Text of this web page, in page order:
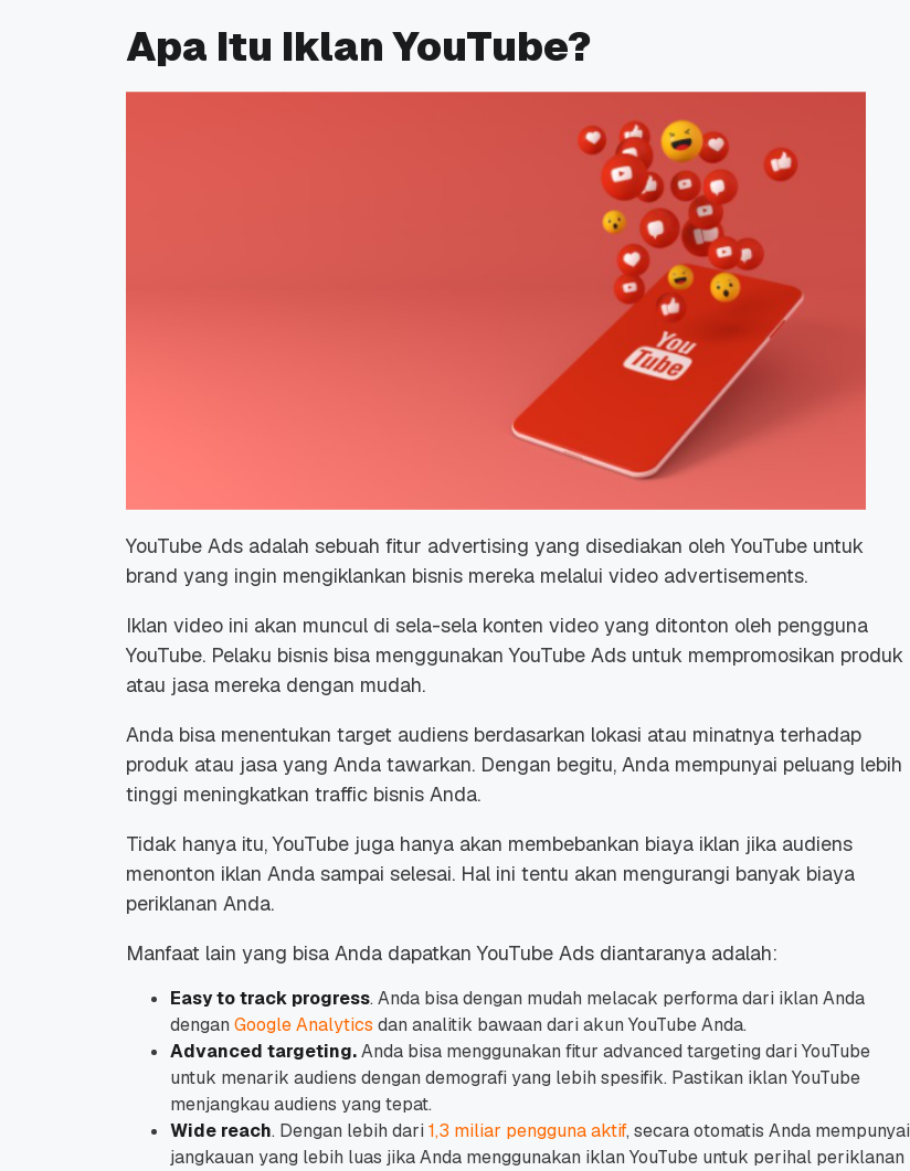
Promo Ramadan 2026:
Hosting Qwords
Panduan Lengkap Promo
Terbaru
20 Nov, 2025
Qwords Jadi Registrar
Terakreditasi ICANN, Apa
Untungnya?
Apa Itu Iklan YouTube?
YouTube Ads adalah sebuah fitur advertising yang disediakan oleh YouTube untuk
brand yang ingin mengiklankan bisnis mereka melalui video advertisements.
Iklan video ini akan muncul di sela-sela konten video yang ditonton oleh pengguna
YouTube. Pelaku bisnis bisa menggunakan YouTube Ads untuk mempromosikan produk
atau jasa mereka dengan mudah.
Anda bisa menentukan target audiens berdasarkan lokasi atau minatnya terhadap
produk atau jasa yang Anda tawarkan. Dengan begitu, Anda mempunyai peluang lebih
tinggi meningkatkan traffic bisnis Anda.
Tidak hanya itu, YouTube juga hanya akan membebankan biaya iklan jika audiens
menonton iklan Anda sampai selesai. Hal ini tentu akan mengurangi banyak biaya
periklanan Anda.
Manfaat lain yang bisa Anda dapatkan YouTube Ads diantaranya adalah:
Easy to track progress. Anda bisa dengan mudah melacak performa dari iklan Anda
dengan Google Analytics dan analitik bawaan dari akun YouTube Anda.
Advanced targeting.Anda bisa menggunakan fitur advanced targeting dari YouTube
untuk menarik audiens dengan demografi yang lebih spesifik. Pastikan iklan YouTube
menjangkau audiens yang tepat.
Wide reach. Dengan lebih dari 1,3 miliar pengguna aktif, secara otomatis Anda mempunyai
jangkauan yang lebih luas jika Anda menggunakan iklan YouTube untuk perihal periklanan